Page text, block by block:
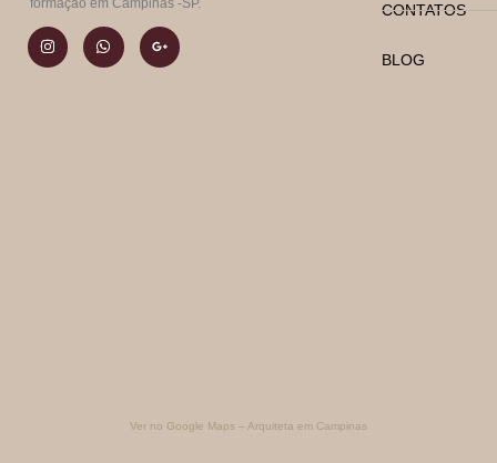
formação em Campinas -SP.
CONTATOS
BLOG
Ver no Google Maps – Arquiteta em Campinas